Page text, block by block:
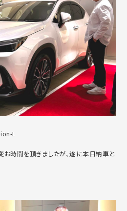
L
お時間を頂きましたが、遂に本日納車と